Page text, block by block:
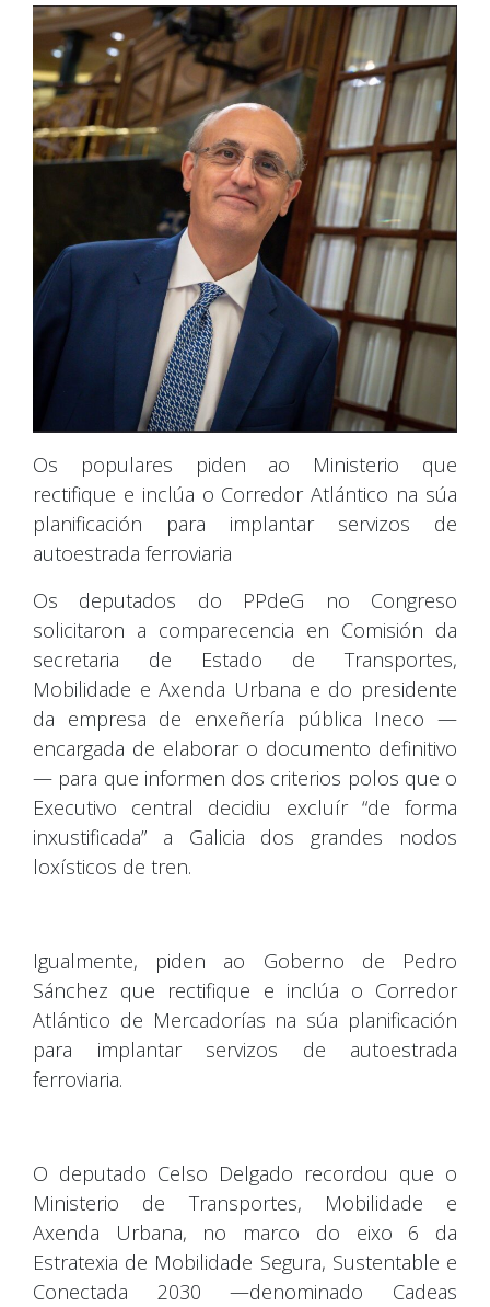
Os populares piden ao Ministerio que
rectifique e inclúa o Corredor Atlántico na súa
planificación para implantar servizos de
autoestrada ferroviaria
Os deputados do PPdeG no Congreso
solicitaron a comparecencia en Comisión da
secretaria de Estado de Transportes,
Mobilidade e Axenda Urbana e do presidente
da empresa de enxeñería pública Ineco —
encargada de elaborar o documento definitivo
— para que informen dos criterios polos que o
Executivo central decidiu excluír “de forma
inxustificada” a Galicia dos grandes nodos
loxísticos de tren.
Igualmente, piden ao Goberno de Pedro
Sánchez que rectifique e inclúa o Corredor
Atlántico de Mercadorías na súa planificación
para implantar servizos de autoestrada
ferroviaria.
O deputado Celso Delgado recordou que o
Ministerio de Transportes, Mobilidade e
Axenda Urbana, no marco do eixo 6 da
Estratexia de Mobilidade Segura, Sustentable e
Conectada 2030 —denominado Cadeas